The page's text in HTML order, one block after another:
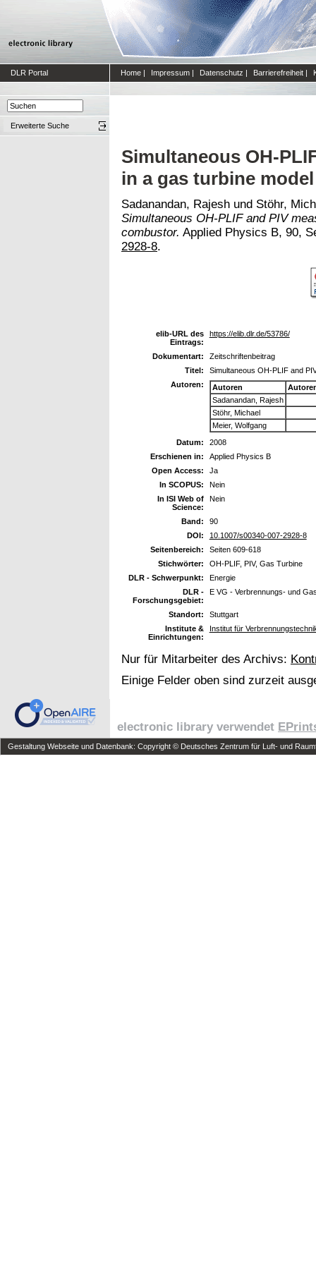
DLR Portal Home | Impressum | Datenschutz | Barrierefreiheit |
Erweiterte Suche
Simultaneous OH-
in a gas turbine
Sadanandan, Rajesh und Stöhr,
Simultaneous OH-PLIF and PIV
combustor. Applied Physics B, 90,
2928-8.
elib-URL des
Eintrags:
https://elib.dlr.de/53786/
Dokumentart:
Zeitschriftenbeitrag
Titel:
Simultaneous OH-PLIF and
Autoren:
Autoren
Sadanandan, Rajesh
Stöhr, Michael
Meier, Wolfgang
Datum:
2008
Erschienen in:
Applied Physics B
Open Access:
Ja
In SCOPUS:
Nein
In ISI Web of
Science:
Nein
Band:
90
DOI:
10.1007/s00340-007-2928-8
Seitenbereich:
Seiten 609-618
Stichwörter:
OH-PLIF, PIV, Gas Turbine
DLR - Schwerpunkt:
Energie
DLR -
Forschungsgebiet:
E VG - Verbrennungs- und
Standort:
Stuttgart
Institute &
Einrichtungen:
Institut für
Nur für Mitarbeiter des Archivs:
Einige Felder oben sind zurzeit
electronic library verwendet
Gestaltung Webseite und Datenbank: Copyright © Deutsches Zentrum für Luft- und